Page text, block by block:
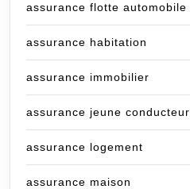
assurance flotte automobile
assurance habitation
assurance immobilier
assurance jeune conducteur
assurance logement
assurance maison